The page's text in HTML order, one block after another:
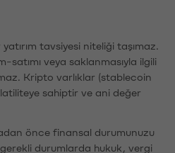
tavsiyesi niteliği taşımaz.
satımı veya saklanmasıyla ilgili
Kripto varlıklar (stablecoin
sahiptir ve ani değer
önce finansal durumunuzu
durumlarda hukuk, vergi